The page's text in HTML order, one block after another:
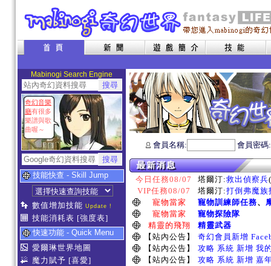
Mabinogi Search Engine
奇幻音樂
廳有很多
樂譜與歌
曲喔～
技能快查 - Skill Jump
數值增加技能 Update !
技能消耗表 [強度表]
快速功能 - Quick Menu
愛爾琳世界地圖
魔力賦予 [喜愛]
會員名稱: 會員密
今日任務08/07 塔爾汀:救出偵察兵
VIP任務08/07
塔爾汀:打倒弗魔
寵物當家
寵物訓練師任務、
寵物當家
寵物探險隊
精靈的飛翔
精靈武器
【站內公告】
奇幻會員新增
【站內公告】
攻略 系統 新增 我
【站內公告】
攻略 系統 新增 嘉